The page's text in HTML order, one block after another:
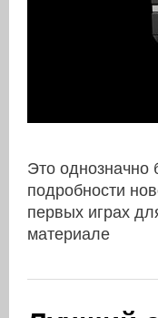
Это однозначно
подробности
первых играх
материале